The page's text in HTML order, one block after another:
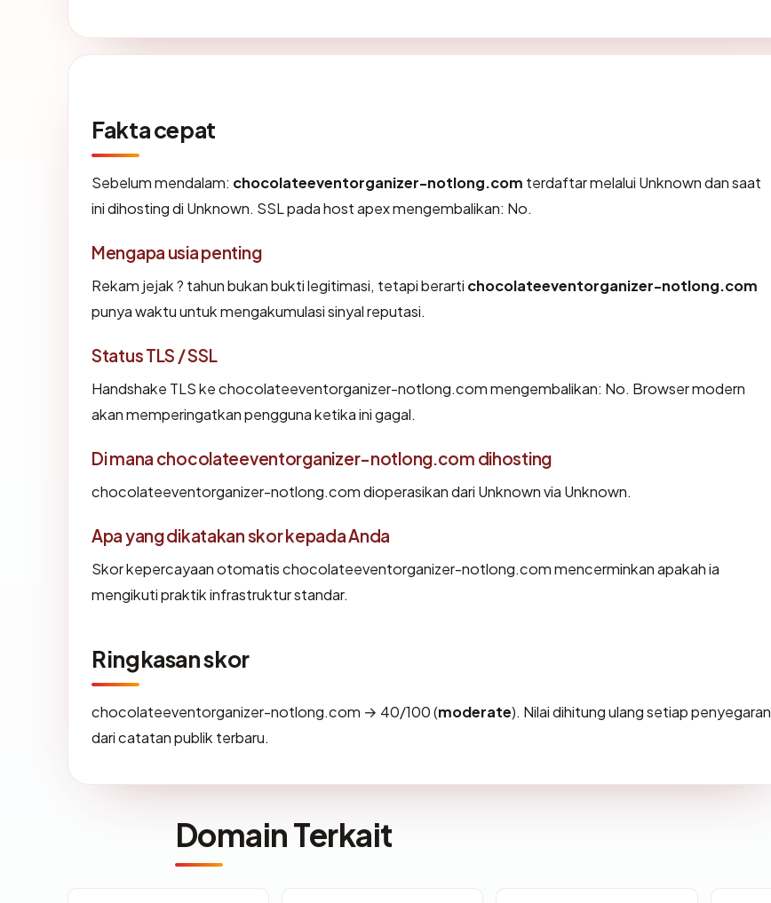
Fakta cepat
Sebelum mendalam: chocolateeventorganizer-notlong.com terdaftar melalui Unknown dan saat
ini dihosting di Unknown. SSL pada host apex mengembalikan: No.
Mengapa usia penting
Rekam jejak ? tahun bukan bukti legitimasi, tetapi berarti chocolateeventorganizer-notlong.com
punya waktu untuk mengakumulasi sinyal reputasi.
Status TLS / SSL
Handshake TLS ke chocolateeventorganizer-notlong.com mengembalikan: No. Browser modern
akan memperingatkan pengguna ketika ini gagal.
Di mana chocolateeventorganizer-notlong.com dihosting
chocolateeventorganizer-notlong.com dioperasikan dari Unknown via Unknown.
Apa yang dikatakan skor kepada Anda
Skor kepercayaan otomatis chocolateeventorganizer-notlong.com mencerminkan apakah ia
mengikuti praktik infrastruktur standar.
Ringkasan skor
chocolateeventorganizer-notlong.com → 40/100 (moderate). Nilai dihitung ulang setiap penyegaran
dari catatan publik terbaru.
Domain Terkait